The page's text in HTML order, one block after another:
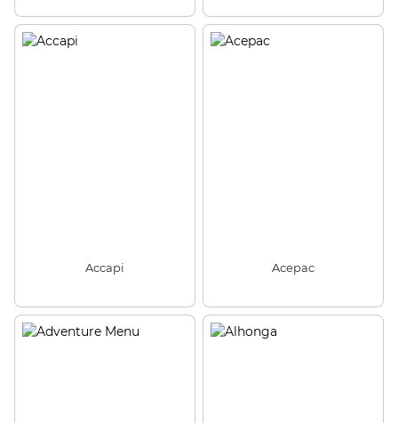
Accapi Acepac